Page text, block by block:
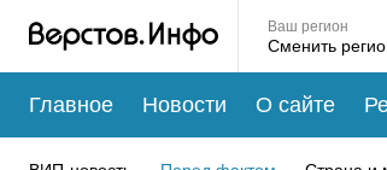
Ваш регион
Главное Новости О сайте